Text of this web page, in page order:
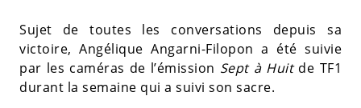
Sujet de toutes les conversations depuis sa
victoire, Angélique Angarni-Filopon a été suivie
par les caméras de l’émission Sept à Huitde TF1
durant la semaine qui a suivi son sacre.